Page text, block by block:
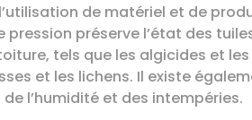
de matériel et de
pression préserve l’état des
tels que les algicides et
et les lichens. Il existe
l’humidité et des intempéries.